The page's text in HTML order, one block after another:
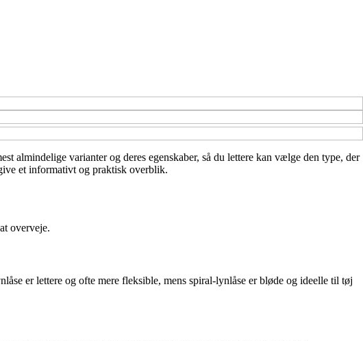
almindelige varianter og deres egenskaber, så du lettere kan vælge den type, der
et informativt og praktisk overblik.
overveje.
er lettere og ofte mere fleksible, mens spiral-lynlåse er bløde og ideelle til tøj